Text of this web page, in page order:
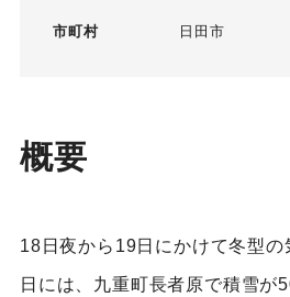
市町村 日田市
概要
18日夜から19日にかけて冬型
日には、九重町長者原で積雪が